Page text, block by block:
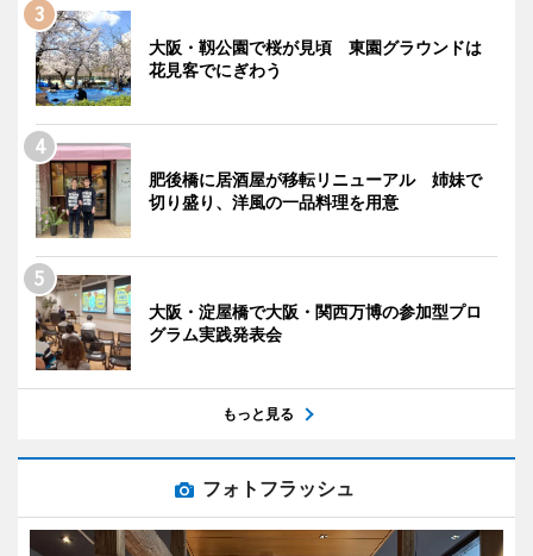
大阪・靱公園で桜が見頃 東園グラウンドは
花見客でにぎわう
肥後橋に居酒屋が移転リニューアル 姉妹で
切り盛り、洋風の一品料理を用意
大阪・淀屋橋で大阪・関西万博の参加型プロ
グラム実践発表会
もっと見る
フォトフラッシュ